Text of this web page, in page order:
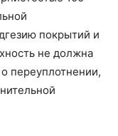
покрытий и
не должна
переуплотнении,